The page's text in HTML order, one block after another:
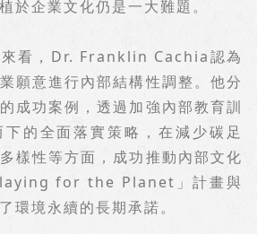
於企業文化仍是一大難題。
看， Dr. Franklin Cachia認為
願意進行內部結構性調整。他分
成功案例，透過加強內部教育訓
的全面落實策略，在減少碳足
樣性等方面，成功推動內部文化
for the Planet 」計畫與
環境永續的長期承諾。